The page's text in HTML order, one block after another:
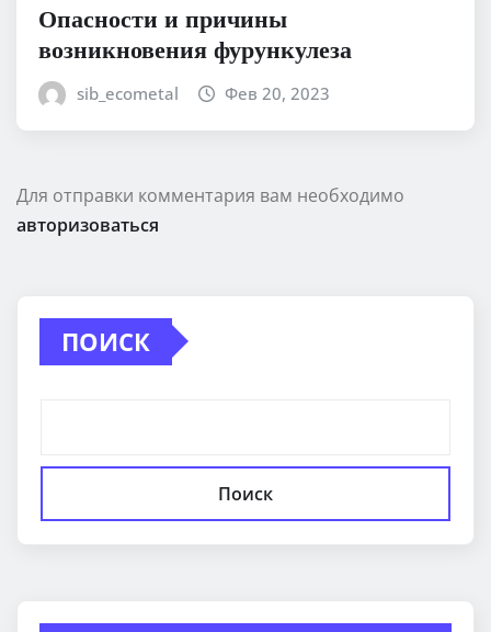
Опасности и причины
возникновения фурункулеза
sib_ecometal Фев 20, 2023
Для отправки комментария вам необходимо
авторизоваться
ПОИСК
Поиск